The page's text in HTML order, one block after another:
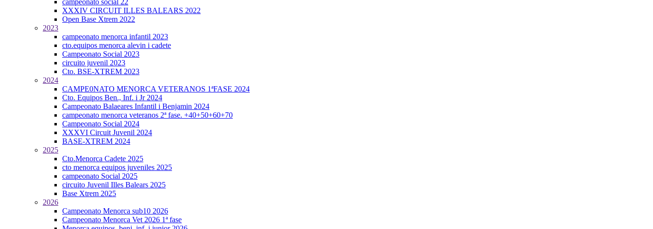
campeonato social 22
XXXIV CIRCUIT ILLES BALEARS 2022
Open Base Xtrem 2022
2023
campeonato menorca infantil 2023
cto.equipos menorca alevin i cadete
Campeonato Social 2023
circuito juvenil 2023
Cto. BSE-XTREM 2023
2024
CAMPE0NATO MENORCA VETERANOS 1ªFASE 2024
Cto. Equipos Ben., Inf. i Jr 2024
Campeonato Balaeares Infantil i Benjamin 2024
campeonato menorca veteranos 2ª fase. +40+50+60+70
Campeonato Social 2024
XXXVI Circuit Juvenil 2024
BASE-XTREM 2024
2025
Cto.Menorca Cadete 2025
cto menorca equipos juveniles 2025
campeonato Social 2025
circuito Juvenil Illes Balears 2025
Base Xtrem 2025
2026
Campeonato Menorca sub10 2026
Campeonato Menorca Vet 2026 1ª fase